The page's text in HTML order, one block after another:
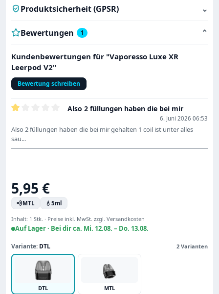
Produktsicherheit (GPSR) ⌄
Bewertungen 1 ⌄
Kundenbewertungen für "Vaporesso Luxe XR
Leerpod V2"
Bewertung schreiben
6. Juni 2026 06:53
Also 2 füllungen haben die bei mir
Also 2 füllungen haben die bei mir gehalten 1 coil ist unter alles
sau...
Regulärer Preis:
5,95 €
💨MTL 💧 5ml
Inhalt: 1 Stk. · Preise inkl. MwSt. zzgl. Versandkosten
Auf Lager · Bei dir ca. Mi. 12.08. – Do. 13.08.
Variante: DTL 2 Varianten
DTL MTL